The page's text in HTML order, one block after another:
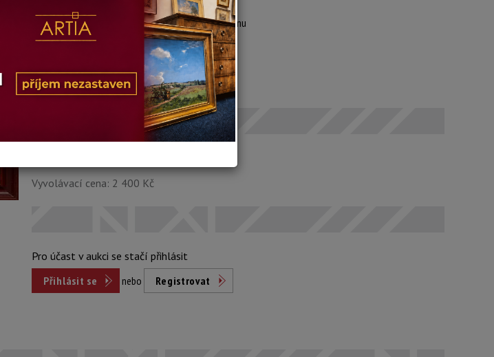
signováno vpravo dole, rámováno
Technika: olej na plátně, materiál: fixováno na kartonu
Šířka: 70 cm, výška: 50 cm, rámování: 56 x 76 cm
Konec dražby:21.04.2026 20:55 SELČ
Vyvolávací cena: 2 400 Kč
Pro účast v aukci se stačí přihlásit
Přihlásit se
nebo Registrovat